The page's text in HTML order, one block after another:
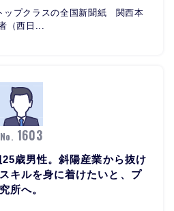
ップクラスの全国新聞紙 関西本
（西日...
No. 1603
歳男性。斜陽産業から抜け
キルを身に着けたいと、プ
所へ。